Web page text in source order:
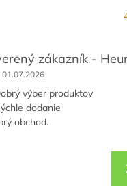
zákazník -
01.07.2026
výber produktov
dodanie
obchod.